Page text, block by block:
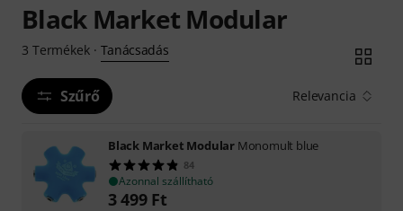
Black Market Modular
3 Termékek· Tanácsadás
Szűrő Relevancia
Black Market Modular Monomult blue
84
Azonnal szállítható
3 499 Ft